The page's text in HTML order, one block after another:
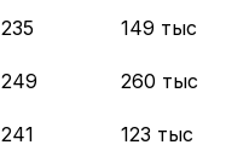
235 149 тыс
249 260 тыс
241 123 тыс